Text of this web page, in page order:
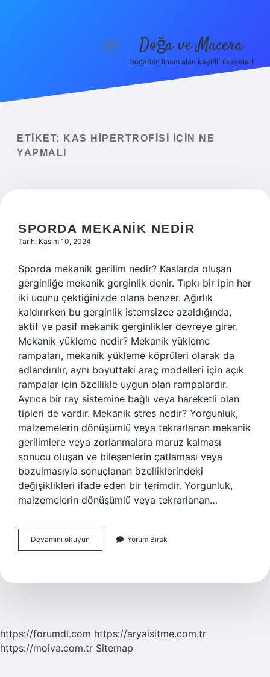
Yasal Uyarı
menüyü Doğa ve Macera
Doğadan ilham alan keyifli hikayeler!
ETIKET:
KAS HIPERTROFISI IÇIN NE
YAPMALI
SPORDA MEKANIK NEDIR
Tarih: Kasım 10, 2024
Sporda mekanik gerilim nedir? Kaslarda oluşan
gerginliğe mekanik gerginlik denir. Tıpkı bir ipin her
iki ucunu çektiğinizde olana benzer. Ağırlık
kaldırırken bu gerginlik istemsizce azaldığında,
aktif ve pasif mekanik gerginlikler devreye girer.
Mekanik yükleme nedir? Mekanik yükleme
rampaları, mekanik yükleme köprüleri olarak da
adlandırılır, aynı boyuttaki araç modelleri için açık
rampalar için özellikle uygun olan rampalardır.
Ayrıca bir ray sistemine bağlı veya hareketli olan
tipleri de vardır. Mekanik stres nedir? Yorgunluk,
malzemelerin dönüşümlü veya tekrarlanan mekanik
gerilimlere veya zorlanmalara maruz kalması
sonucu oluşan ve bileşenlerin çatlaması veya
bozulmasıyla sonuçlanan özelliklerindeki
değişiklikleri ifade eden bir terimdir. Yorgunluk,
malzemelerin dönüşümlü veya tekrarlanan…
Devamını okuyun
Mekanik
Yorum Bırak
https://forumdl.com https://aryaisitme.com.tr
https://moiva.com.tr Sitemap